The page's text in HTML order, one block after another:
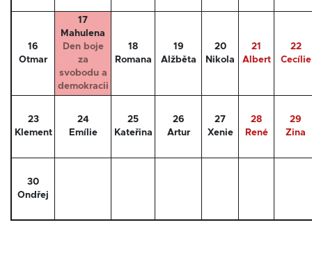
16
Otmar
17
Mahulena
Den boje
za
svobodu a
demokracii
18
Romana
19
Alžběta
20
Nikola
21
Albert
22
Cecílie
23
Klement
24
Emílie
25
Kateřina
26
Artur
27
Xenie
28
René
29
Zina
30
Ondřej